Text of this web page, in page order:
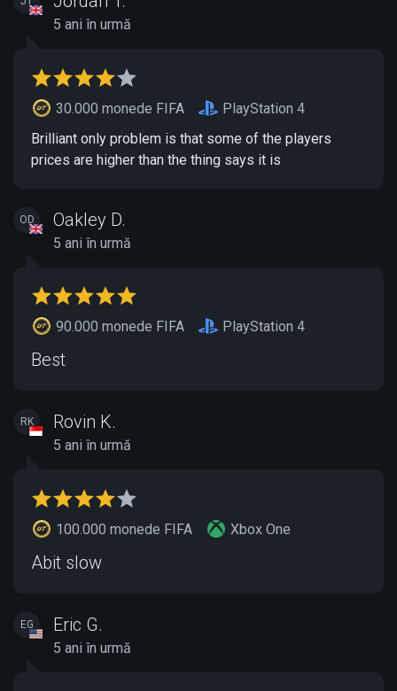
5 ani în urmă
30.000 monede FIFA
PlayStation 4
Brilliant only problem is that some of the players
prices are higher than the thing says it is
OD Oakley D.
5 ani în urmă
90.000 monede FIFA PlayStation 4
Best
RK Rovin K.
5 ani în urmă
100.000 monede FIFA Xbox One
Abit slow
EG Eric G.
5 ani în urmă